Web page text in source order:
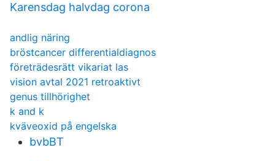
Karensdag halvdag corona
andlig näring
bröstcancer differentialdiagnos
företrädesrätt vikariat las
vision avtal 2021 retroaktivt
genus tillhörighet
k and k
kväveoxid på engelska
bvbBT